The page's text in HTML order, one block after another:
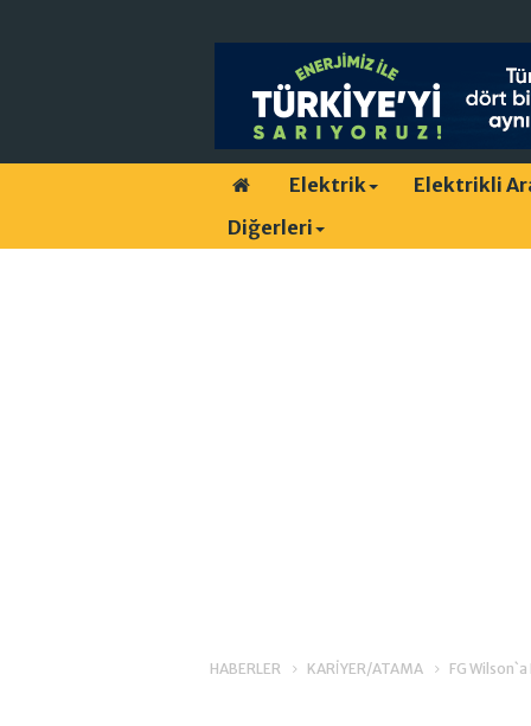
Elektrik
Elektrikli
Diğerleri
HABERLER KARİYER/ATAMA FG